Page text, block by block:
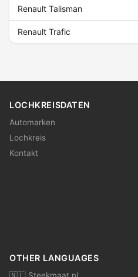
Renault Talisman
Renault Trafic
LOCHKREISDATEN
Automarken
Lochkreis
Kontakt
OTHER LANGUAGES